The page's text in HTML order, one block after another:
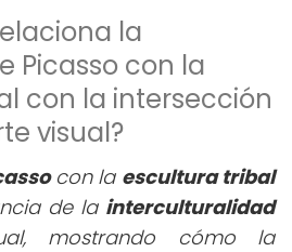
la
Picasso con la
con la intersección
visual?
con la escultura tribal
de la interculturalidad
mostrando cómo la